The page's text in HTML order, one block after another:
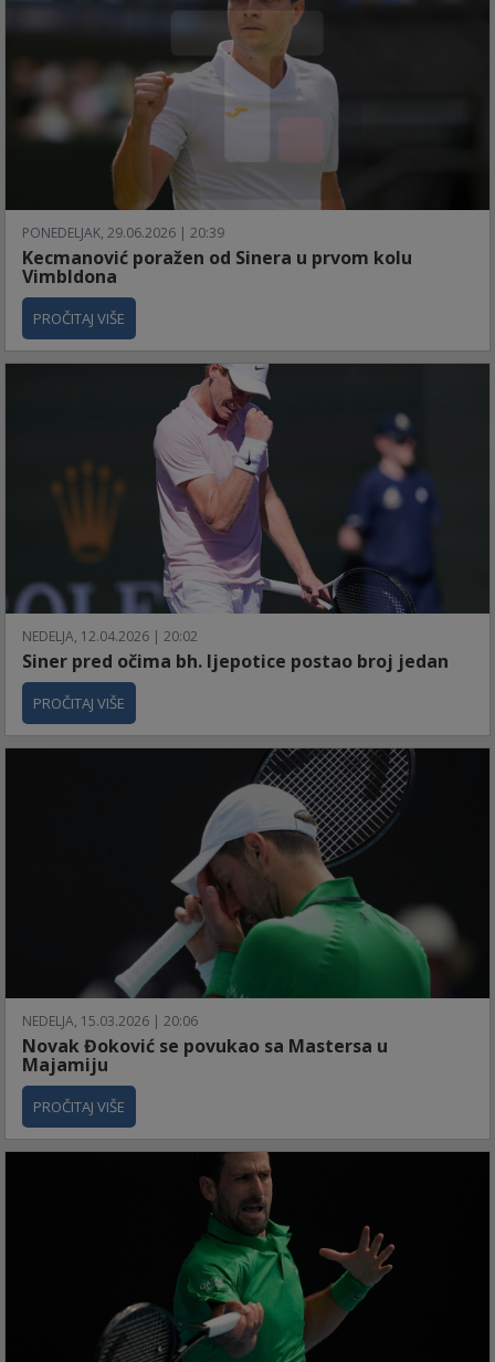
PONEDELJAK, 29.06.2026 | 20:39
Kecmanović poražen od Sinera u prvom kolu
Vimbldona
PROČITAJ VIŠE
NEDELJA, 12.04.2026 | 20:02
Siner pred očima bh. ljepotice postao broj jedan
PROČITAJ VIŠE
NEDELJA, 15.03.2026 | 20:06
Novak Đoković se povukao sa Mastersa u
Majamiju
PROČITAJ VIŠE